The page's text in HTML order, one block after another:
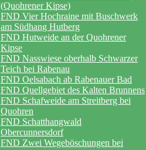
(Quohrener Kipse)
FND Vier Hochraine mit Buschwerk
am Südhang Hutberg
FND Hutweide an der Quohrener
Kipse
FND Nasswiese oberhalb Schwarzer
Teich bei Rabenau
FND Oelsabach ab Rabenauer Bad
FND Quellgebiet des Kalten Brunnens
FND Schafweide am Streitberg bei
Quohren
FND Schatthangwald
Obercunnersdorf
FND Zwei Wegeböschungen bei